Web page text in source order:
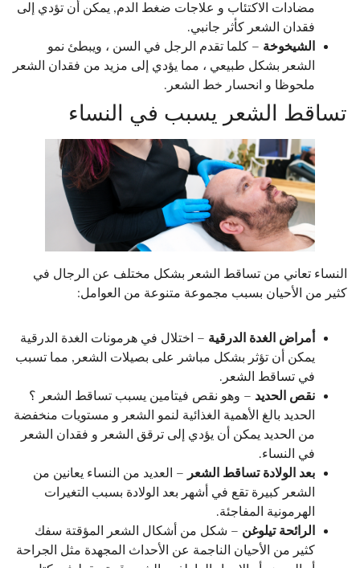
مضادات الاكتئاب و علاجات ضغط الدم, يمكن أن تؤدي إلى
فقدان الشعر كأثر جانبي.
الشيخوخة – كلما تقدم الرجل في السن ، ويبطئ نمو
الشعر بشكل طبيعي ، مما يؤدي إلى مزيد من فقدان الشعر
ملحوظا و انحسار خط الشعر.
تساقط الشعر يسبب في النساء
النساء تعاني من تساقط الشعر بشكل مختلف عن الرجال في
كثير من الأحيان بسبب مجموعة متنوعة من العوامل:
أمراض الغدة الدرقية – اختلال في هرمونات الغدة الدرقية
يمكن أن تؤثر بشكل مباشر على بصيلات الشعر, مما تسبب
في تساقط الشعر.
نقص الحديد – وهو نقص فيتامين يسبب تساقط الشعر ؟
الحديد بالغ الأهمية الغذائية لنمو الشعر و مستويات منخفضة
من الحديد يمكن أن يؤدي إلى ترقق الشعر و فقدان الشعر
في النساء.
بعد الولادة تساقط الشعر – العديد من النساء يعانين من
الشعر كبيرة تقع في أشهر بعد الولادة بسبب التغيرات
الهرمونية المفاجئة.
الرائحة تيلوغن – شكل من أشكال الشعر المؤقتة سفك
كثير من الأحيان الناجمة عن الأحداث المجهدة مثل الجراحة